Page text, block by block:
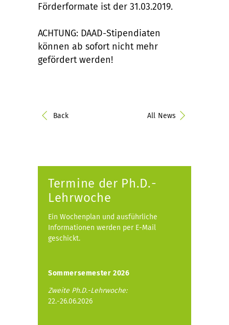
Förderformate ist der 31.03.2019.
ACHTUNG: DAAD-Stipendiaten
können ab sofort nicht mehr
gefördert werden!
Back All News
Termine der Ph.D.-
Lehrwoche
Ein Wochenplan und ausführliche
Informationen werden per E-Mail
geschickt.
Sommersemester 2026
Zweite Ph.D.-Lehrwoche:
22.-26.06.2026